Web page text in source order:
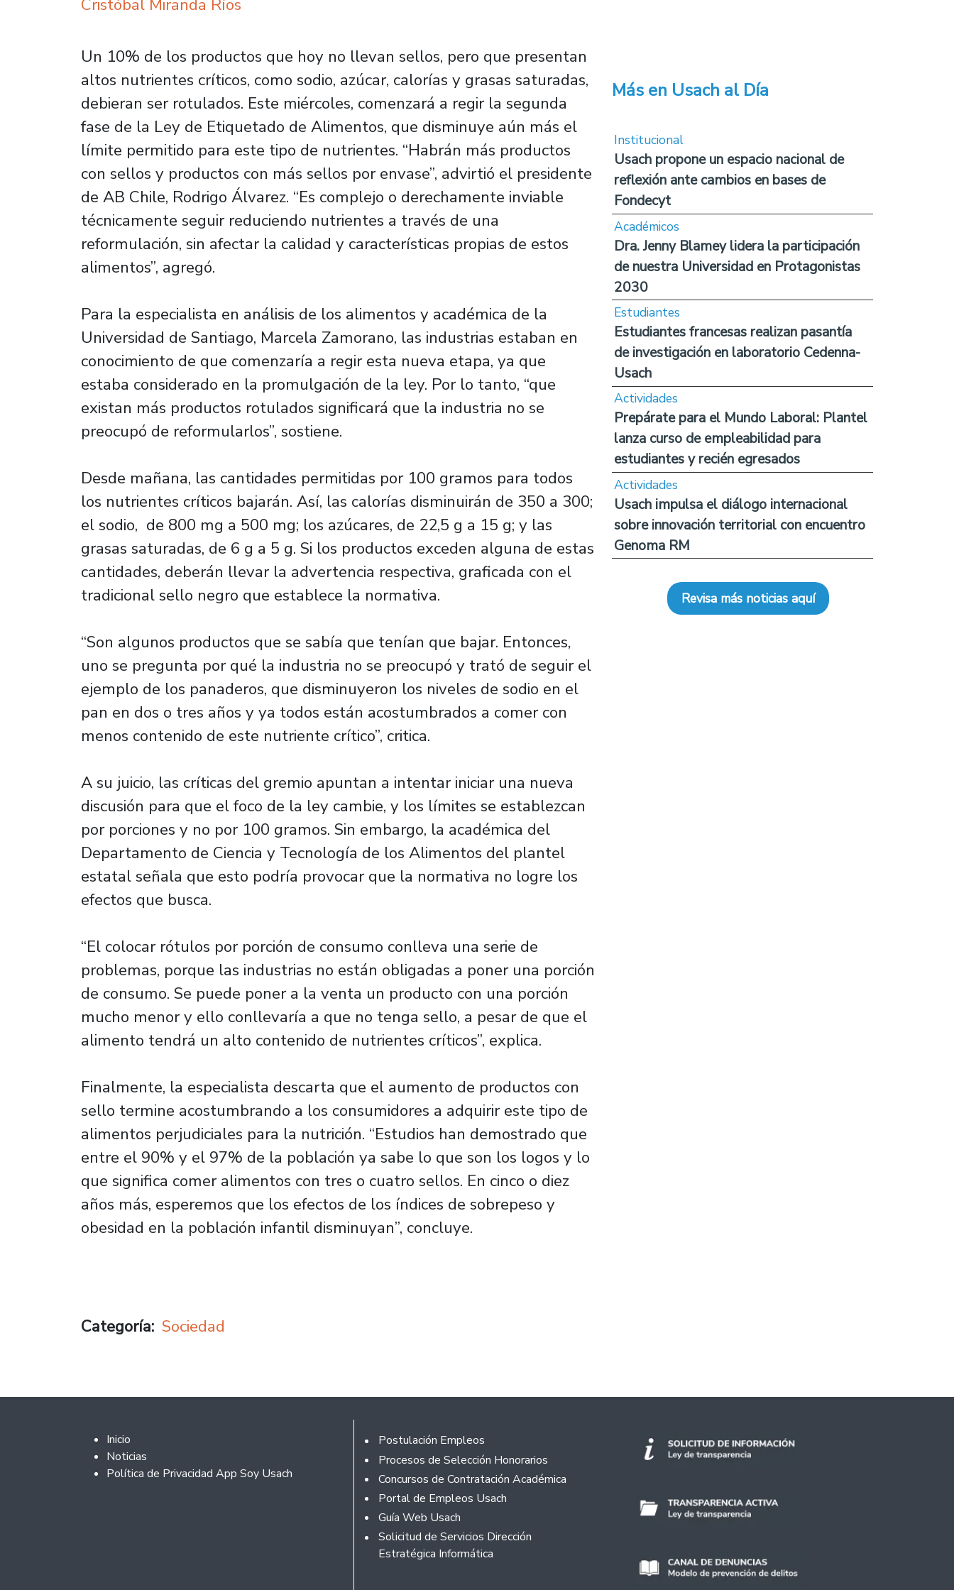
Cristóbal Miranda Ríos
Un 10% de los productos que hoy no llevan sellos, pero que presentan
altos nutrientes críticos, como sodio, azúcar, calorías y grasas saturadas,
debieran ser rotulados. Este miércoles, comenzará a regir la segunda
fase de la Ley de Etiquetado de Alimentos, que disminuye aún más el
límite permitido para este tipo de nutrientes. “Habrán más productos
con sellos y productos con más sellos por envase”, advirtió el presidente
de AB Chile, Rodrigo Álvarez. “Es complejo o derechamente inviable
técnicamente seguir reduciendo nutrientes a través de una
reformulación, sin afectar la calidad y características propias de estos
alimentos”, agregó.
Para la especialista en análisis de los alimentos y académica de la
Universidad de Santiago, Marcela Zamorano, las industrias estaban en
conocimiento de que comenzaría a regir esta nueva etapa, ya que
estaba considerado en la promulgación de la ley. Por lo tanto, “que
existan más productos rotulados significará que la industria no se
preocupó de reformularlos”, sostiene.
Desde mañana, las cantidades permitidas por 100 gramos para todos
los nutrientes críticos bajarán. Así, las calorías disminuirán de 350 a 300;
el sodio, de 800 mg a 500 mg; los azúcares, de 22,5 g a 15 g; y las
grasas saturadas, de 6 g a 5 g. Si los productos exceden alguna de estas
cantidades, deberán llevar la advertencia respectiva, graficada con el
tradicional sello negro que establece la normativa.
“Son algunos productos que se sabía que tenían que bajar. Entonces,
uno se pregunta por qué la industria no se preocupó y trató de seguir el
ejemplo de los panaderos, que disminuyeron los niveles de sodio en el
pan en dos o tres años y ya todos están acostumbrados a comer con
menos contenido de este nutriente crítico”, critica.
A su juicio, las críticas del gremio apuntan a intentar iniciar una nueva
discusión para que el foco de la ley cambie, y los límites se establezcan
por porciones y no por 100 gramos. Sin embargo, la académica del
Departamento de Ciencia y Tecnología de los Alimentos del plantel
estatal señala que esto podría provocar que la normativa no logre los
efectos que busca.
“El colocar rótulos por porción de consumo conlleva una serie de
problemas, porque las industrias no están obligadas a poner una porción
de consumo. Se puede poner a la venta un producto con una porción
mucho menor y ello conllevaría a que no tenga sello, a pesar de que el
alimento tendrá un alto contenido de nutrientes críticos”, explica.
Finalmente, la especialista descarta que el aumento de productos con
sello termine acostumbrando a los consumidores a adquirir este tipo de
alimentos perjudiciales para la nutrición. “Estudios han demostrado que
entre el 90% y el 97% de la población ya sabe lo que son los logos y lo
que significa comer alimentos con tres o cuatro sellos. En cinco o diez
años más, esperemos que los efectos de los índices de sobrepeso y
obesidad en la población infantil disminuyan”, concluye.
Categoría Sociedad
Más en Usach al Día
Institucional
Usach propone un espacio nacional de
reflexión ante cambios en bases de
Fondecyt
Académicos
Dra. Jenny Blamey lidera la participación
de nuestra Universidad en Protagonistas
2030
Estudiantes
Estudiantes francesas realizan pasantía
de investigación en laboratorio Cedenna-
Usach
Actividades
Prepárate para el Mundo Laboral: Plantel
lanza curso de empleabilidad para
estudiantes y recién egresados
Actividades
Usach impulsa el diálogo internacional
sobre innovación territorial con encuentro
Genoma RM
Revisa más noticias aquí
Footer 2
Inicio
Noticias
Política de Privacidad App Soy Usach
Footer
Postulación Empleos
Procesos de Selección Honorarios
Concursos de Contratación Académica
Portal de Empleos Usach
Guía Web Usach
Solicitud de Servicios Dirección
Estratégica Informática